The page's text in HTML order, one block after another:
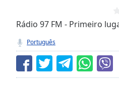
Seek to
currently
behind
LIVE
Remaining
Time-
Rádio 97 FM - Primeiro
Português